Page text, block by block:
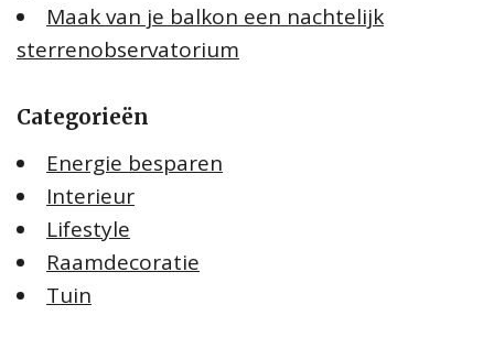
Maak van je balkon een nachtelijk
sterrenobservatorium
Categorieën
Energie besparen
Interieur
Lifestyle
Raamdecoratie
Tuin